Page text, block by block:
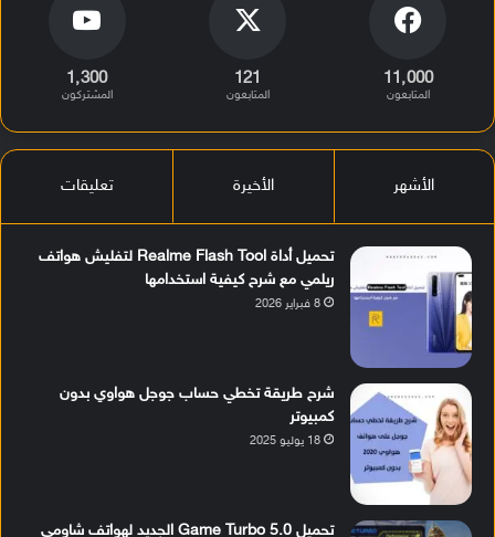
11٬000
المتابعون
121
المتابعون
1٬300
المشتركون
الأشهر الأخيرة تعليقات
تحميل أداة Realme Flash Tool لتفليش هواتف
ريلمي مع شرح كيفية استخدامها
8 فبراير 2026
شرح طريقة تخطي حساب جوجل هواوي بدون
كمبيوتر
18 يوليو 2025
تحميل Game Turbo 5.0 الجديد لهواتف شاومي